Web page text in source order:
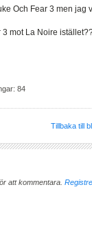
Och Fear 3 men jag
3 mot La Noire
84
Tillbaka till
att kommentara.